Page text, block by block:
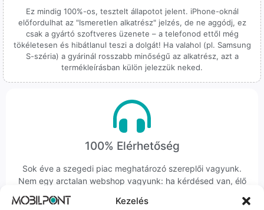
Kezelés
Ez mindig 100%-os, tesztelt állapotot jelent. iPhone-oknál
előfordulhat az "Ismeretlen alkatrész" jelzés, de ne aggódj, ez
csak a gyártó szoftveres üzenete – a telefonod ettől még
tökéletesen és hibátlanul teszi a dolgát! Ha valahol (pl. Samsung
S-széria) a gyárinál rosszabb minőségű az alkatrész, azt a
termékleírásban külön jelezzük neked.
100% Elérhetőség
Sok éve a szegedi piac meghatározó szereplői vagyunk.
Nem egy arctalan webshop vagyunk: ha kérdésed van, élő
ember veszi fel a telefont, és személyesen is megtalálsz
minket Szegeden.